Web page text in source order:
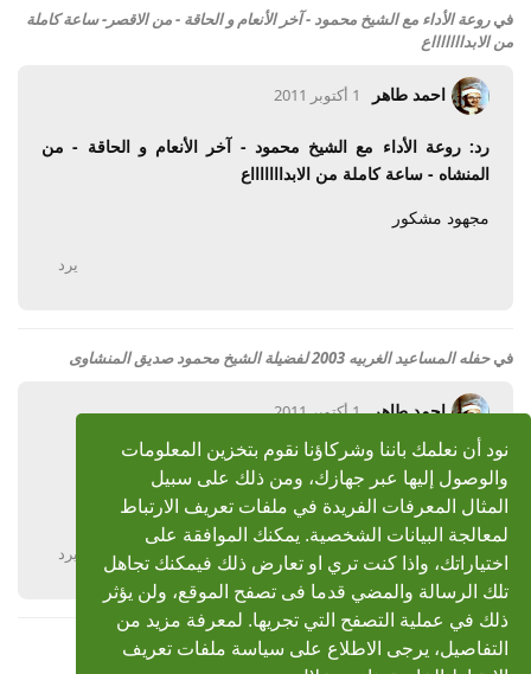
نود أن نعلمك باننا وشركاؤنا نقوم بتخزين المعلومات
والوصول إليها عبر جهازك، ومن ذلك على سبيل
المثال المعرفات الفريدة في ملفات تعريف الارتباط
لمعالجة البيانات الشخصية. يمكنك الموافقة على
اختياراتك، واذا كنت تري او تعارض ذلك فيمكنك تجاهل
تلك الرسالة والمضي قدما فى تصفح الموقع، ولن يؤثر
ذلك في عملية التصفح التي تجريها. لمعرفة مزيد من
التفاصيل، يرجى الاطلاع على سياسة ملفات تعريف
فيروعة الأداء مع الشيخ محمود - آخر الأنعام و الحاقة - من الاقصر- ساعة كاملة
من الابداااااااع
احمد طاهر 1 أكتوبر 2011
رد: روعة الأداء مع الشيخ محمود - آخر الأنعام و الحاقة - من
المنشاه - ساعة كاملة من الابداااااااع
مجهود مشكور
يرد
فيحفله المساعيد الغربيه 2003 لفضيلة الشيخ محمود صديق المنشاوى
احمد طاهر 1 أكتوبر 2011
رد: حفله المساعيد الغربيه 2003
بارك الله فيكم
يرد
عرض المزيد